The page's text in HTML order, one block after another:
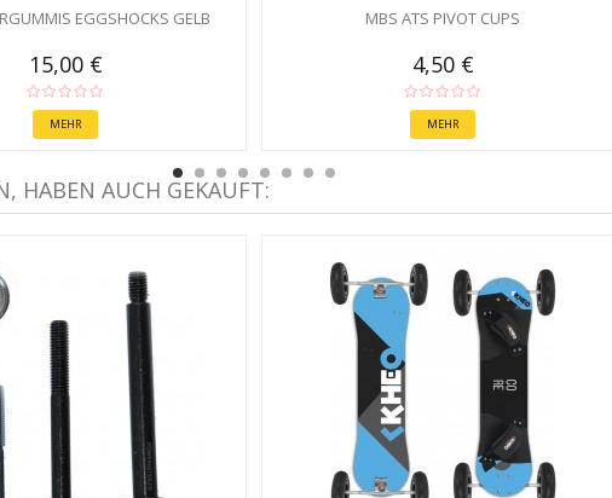
EGGSHOCKS GELB
15,00 €
MEHR
MBS ATS PIVOT CUPS
4,50 €
MEHR
HABEN AUCH GEKAUFT: